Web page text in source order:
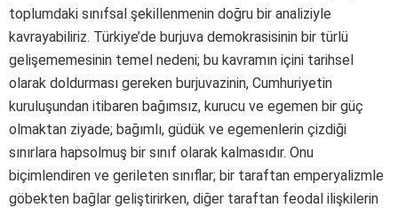
toplumdaki sınıfsal şekillenmenin doğru bir analiziyle
kavrayabiliriz. Türkiye’de burjuva demokrasisinin bir türlü
gelişememesinin temel nedeni; bu kavramın içini tarihsel
olarak doldurması gereken burjuvazinin, Cumhuriyetin
kuruluşundan itibaren bağımsız, kurucu ve egemen bir güç
olmaktan ziyade; bağımlı, güdük ve egemenlerin çizdiği
sınırlara hapsolmuş bir sınıf olarak kalmasıdır. Onu
biçimlendiren ve gerileten sınıflar; bir taraftan emperyalizmle
göbekten bağlar geliştirirken, diğer taraftan feodal ilişkilerin